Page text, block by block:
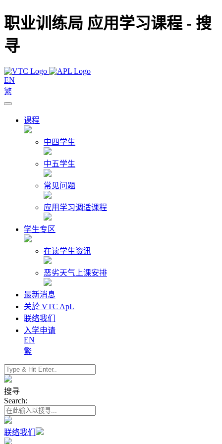
职业训练局 应用学习课程 - 搜
寻
EN
繁
课程
中四学生
中五学生
常见问题
应用学习调适课程
学生专区
在读学生资讯
恶劣天气上课安排
最新消息
关於 VTC ApL
联络我们
入学申请
EN
繁
搜寻
Search:
联络我们